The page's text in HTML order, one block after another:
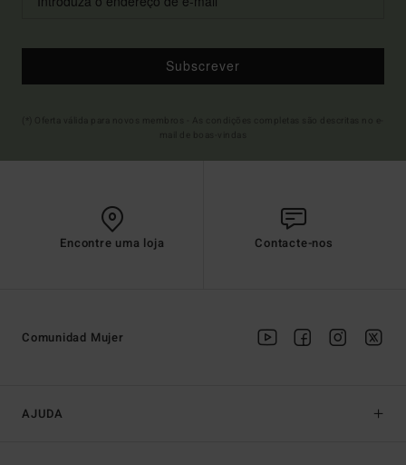
Subscrever
Encontre uma loja Contacte-nos
AJUDA
Comunidad Mujer